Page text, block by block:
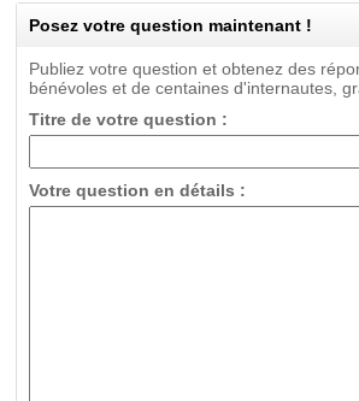
Posez votre question maintenant !
Publiez votre question et obtenez des
bénévoles et de centaines d'internautes,
Titre de votre question :
Votre question en détails :